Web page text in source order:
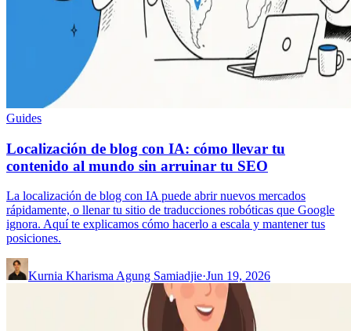
Guides
Localización de blog con IA: cómo llevar tu
contenido al mundo sin arruinar tu SEO
La localización de blog con IA puede abrir nuevos mercados
rápidamente, o llenar tu sitio de traducciones robóticas que Google
ignora. Aquí te explicamos cómo hacerlo a escala y mantener tus
posiciones.
Kurnia Kharisma Agung Samiadjie·Jun 19, 2026